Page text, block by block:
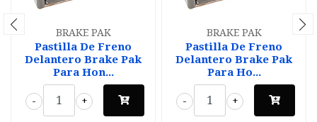
BRAKE PAK
Pastilla De Freno
Delantero Brake Pak
Para Hon...
+
-
BRAKE PAK
Pastilla De Freno
Delantero Brake Pak
Para Ho...
+
-